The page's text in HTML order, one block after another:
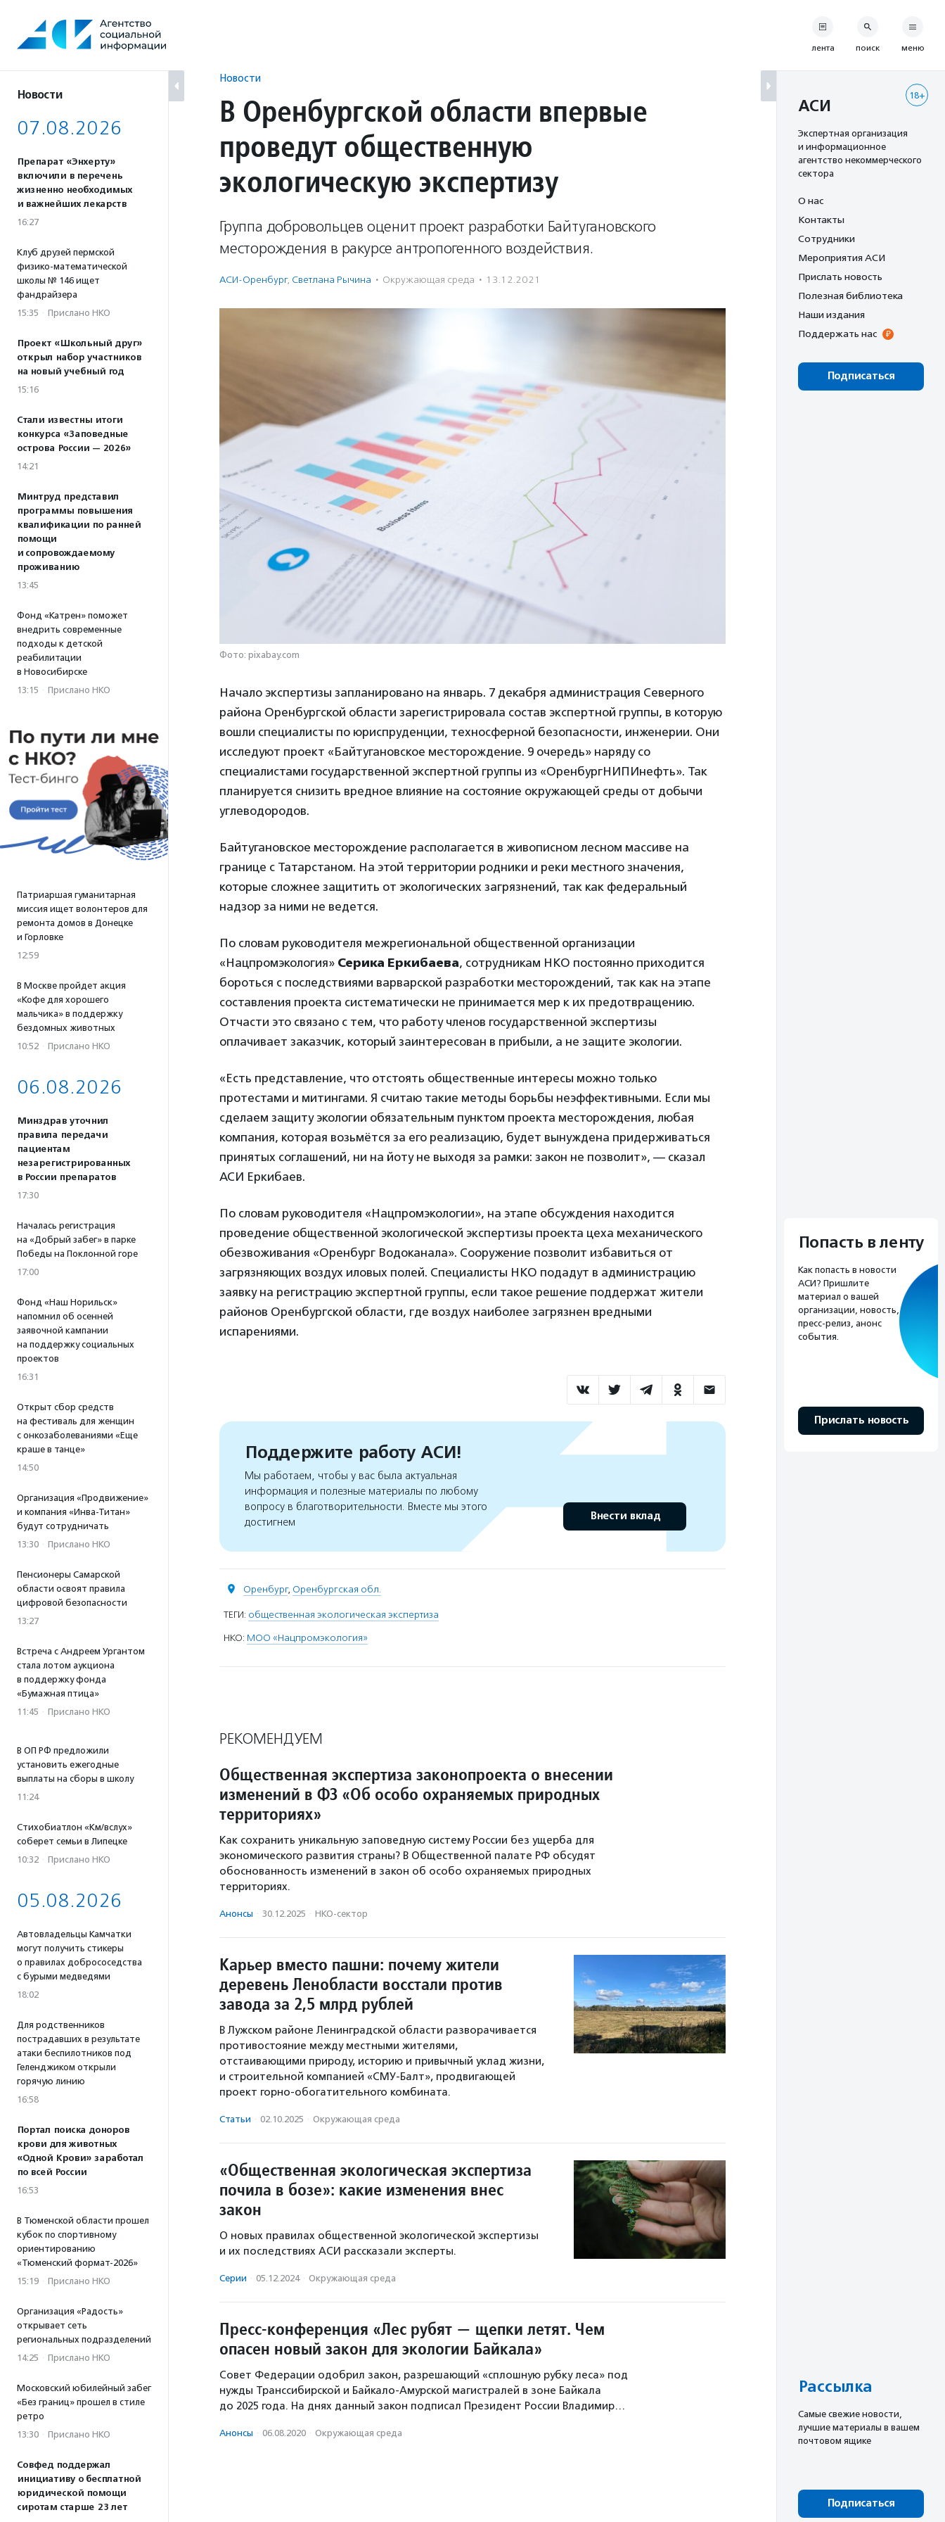
содержанию
Новости
07.08.2026
Препарат «Энхерту»
включили в перечень
жизненно необходимых
и важнейших лекарств
16:27
Клуб друзей пермской
физико-математической
школы № 146 ищет
фандрайзера
15:35 · Прислано НКО
Проект «Школьный друг»
открыл набор участников
на новый учебный год
15:16
Стали известны итоги
конкурса «Заповедные
острова России — 2026»
14:21
Минтруд представил
программы повышения
квалификации по ранней
помощи
и сопровождаемому
проживанию
13:45
Фонд «Катрен» поможет
внедрить современные
подходы к детской
реабилитации
в Новосибирске
13:15 · Прислано НКО
Патриаршая гуманитарная
миссия ищет волонтеров для
ремонта домов в Донецке
и Горловке
12:59
В Москве пройдет акция
«Кофе для хорошего
мальчика» в поддержку
бездомных животных
10:52 · Прислано НКО
06.08.2026
Минздрав уточнил
правила передачи
пациентам
незарегистрированных
в России препаратов
17:30
Началась регистрация
на «Добрый забег» в парке
Победы на Поклонной горе
17:00
Фонд «Наш Норильск»
напомнил об осенней
заявочной кампании
на поддержку социальных
проектов
16:31
Открыт сбор средств
на фестиваль для женщин
с онкозаболеваниями «Еще
краше в танце»
14:50
Организация «Продвижение»
и компания «Инва-Титан»
будут сотрудничать
13:30 · Прислано НКО
Пенсионеры Самарской
области освоят правила
цифровой безопасности
13:27
Встреча с Андреем Ургантом
стала лотом аукциона
в поддержку фонда
«Бумажная птица»
11:45 · Прислано НКО
В ОП РФ предложили
установить ежегодные
выплаты на сборы в школу
11:24
Стихобиатлон «Км/вслух»
соберет семьи в Липецке
10:32 · Прислано НКО
05.08.2026
Автовладельцы Камчатки
могут получить стикеры
о правилах добрососедства
с бурыми медведями
18:02
Для родственников
пострадавших в результате
атаки беспилотников под
Геленджиком открыли
горячую линию
16:58
Портал поиска доноров
крови для животных
«Одной Крови» заработал
по всей России
16:53
В Тюменской области прошел
кубок по спортивному
ориентированию
«Тюменский формат-2026»
15:19 · Прислано НКО
Организация «Радость»
открывает сеть
региональных подразделений
14:25 · Прислано НКО
Московский юбилейный забег
«Без границ» прошел в стиле
ретро
13:30 · Прислано НКО
Совфед поддержал
инициативу о бесплатной
юридической помощи
сиротам старше 23 лет
Новости
В Оренбургской области впервые
проведут общественную
экологическую экспертизу
Группа добровольцев оценит проект разработки Байтугановского
месторождения в ракурсе антропогенного воздействия.
АСИ-Оренбург, Светлана Рычина · Окружающая среда · 13.12.2021
Фото: pixabay.com
Начало экспертизы запланировано на январь. 7 декабря администрация Северного
района Оренбургской области зарегистрировала состав экспертной группы, в которую
вошли специалисты по юриспруденции, техносферной безопасности, инженерии. Они
исследуют проект «Байтугановское месторождение. 9 очередь» наряду со
специалистами государственной экспертной группы из «ОренбургНИПИнефть». Так
планируется снизить вредное влияние на состояние окружающей среды от добычи
углеводородов.
Байтугановское месторождение располагается в живописном лесном массиве на
границе с Татарстаном. На этой территории родники и реки местного значения,
которые сложнее защитить от экологических загрязнений, так как федеральный
надзор за ними не ведется.
По словам руководителя межрегиональной общественной организации
«Нацпромэкология» Серика Еркибаева, сотрудникам НКО постоянно приходится
бороться с последствиями варварской разработки месторождений, так как на этапе
составления проекта систематически не принимается мер к их предотвращению.
Отчасти это связано с тем, что работу членов государственной экспертизы
оплачивает заказчик, который заинтересован в прибыли, а не защите экологии.
«Есть представление, что отстоять общественные интересы можно только
протестами и митингами. Я считаю такие методы борьбы неэффективными. Если мы
сделаем защиту экологии обязательным пунктом проекта месторождения, любая
компания, которая возьмётся за его реализацию, будет вынуждена придерживаться
принятых соглашений, ни на йоту не выходя за рамки: закон не позволит», — сказал
АСИ Еркибаев.
По словам руководителя «Нацпромэкологии», на этапе обсуждения находится
проведение общественной экологической экспертизы проекта цеха механического
обезвоживания «Оренбург Водоканала». Сооружение позволит избавиться от
загрязняющих воздух иловых полей. Специалисты НКО подадут в администрацию
заявку на регистрацию экспертной группы, если такое решение поддержат жители
районов Оренбургской области, где воздух наиболее загрязнен вредными
испарениями.
Поддержите работу АСИ!
Мы работаем, чтобы у вас была актуальная
информация и полезные материалы по любому
вопросу в благотворительности. Вместе мы этого
достигнем
Внести вклад
Оренбург, Оренбургская обл.
ТЕГИ: общественная экологическая экспертиза
НКО: МОО «Нацпромэкология»
РЕКОМЕНДУЕМ
Общественная экспертиза законопроекта о внесении
изменений в ФЗ «Об особо охраняемых природных
территориях»
Как сохранить уникальную заповедную систему России без ущерба для
экономического развития страны? В Общественной палате РФ обсудят
обоснованность изменений в закон об особо охраняемых природных
территориях.
Анонсы · 30.12.2025 · НКО-сектор
Карьер вместо пашни: почему жители
деревень Ленобласти восстали против
завода за 2,5 млрд рублей
В Лужском районе Ленинградской области разворачивается
противостояние между местными жителями,
отстаивающими природу, историю и привычный уклад жизни,
и строительной компанией «СМУ-Балт», продвигающей
проект горно-обогатительного комбината.
Статьи · 02.10.2025 · Окружающая среда
«Общественная экологическая экспертиза
почила в бозе»: какие изменения внес
закон
О новых правилах общественной экологической экспертизы
и их последствиях АСИ рассказали эксперты.
Серии · 05.12.2024 · Окружающая среда
Пресс-конференция «Лес рубят — щепки летят. Чем
опасен новый закон для экологии Байкала»
Совет Федерации одобрил закон, разрешающий «сплошную рубку леса» под
нужды Транссибирской и Байкало-Амурской магистралей в зоне Байкала
до 2025 года. На днях данный закон подписал Президент России Владимир…
Анонсы · 06.08.2020 · Окружающая среда
лента поиск меню
18+
АСИ
Экспертная организация
и информационное
агентство некоммерческого
сектора
О нас
Контакты
Сотрудники
Мероприятия АСИ
Прислать новость
Полезная библиотека
Наши издания
Поддержать нас
Подписаться
Попасть в ленту
Как попасть в новости
АСИ? Пришлите
материал о вашей
организации, новость,
пресс-релиз, анонс
события.
Прислать новость
Рассылка
Cамые свежие новости,
лучшие материалы в вашем
почтовом ящике
Подписаться